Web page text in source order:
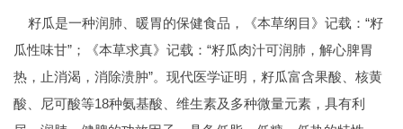
籽瓜是一种润肺、暖胃的保健食品，《本草纲目》记载：“籽
瓜性味甘”；《本草求真》记载：“籽瓜肉汁可润肺，解心脾胃
热，止消渴，消除溃肿”。现代医学证明，籽瓜富含果酸、核黄
酸、尼可酸等18种氨基酸、维生素及多种微量元素，具有利